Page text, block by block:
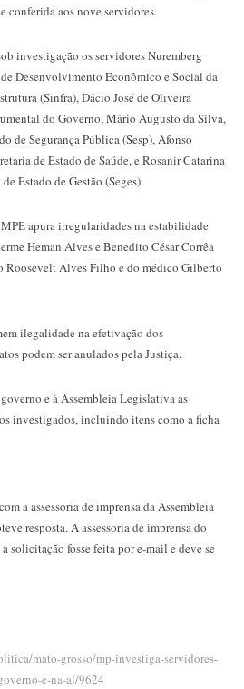
conferida aos nove servidores.
investigação os servidores Nuremberg
Desenvolvimento Econômico e Social da
(Sinfra), Dácio José de Oliveira
do Governo, Mário Augusto da Silva,
de Segurança Pública (Sesp), Afonso
de Estado de Saúde, e Rosanir Catarina
Estado de Gestão (Seges).
apura irregularidades na estabilidade
Heman Alves e Benedito César Corrêa
Roosevelt Alves Filho e do médico Gilberto
ilegalidade na efetivação dos
podem ser anulados pela Justiça.
e à Assembleia Legislativa as
investigados, incluindo itens como a ficha
a assessoria de imprensa da Assembleia
resposta. A assessoria de imprensa do
solicitação fosse feita por e-mail e deve se
mato-grosso/mp-investiga-servidores-
e-na-al/9624